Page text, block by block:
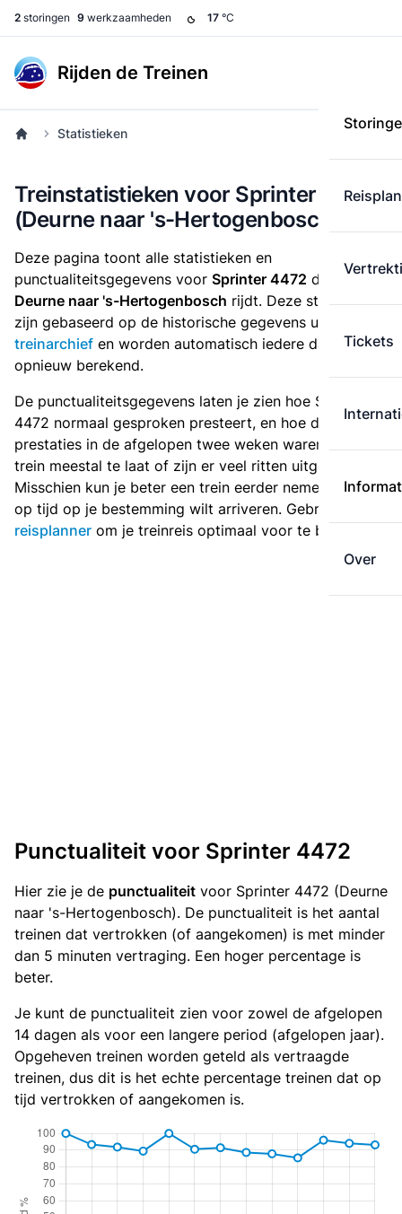
2 storingen 9 werkzaamheden 17 °C
Rijden de Treinen
Tickets
Over
Statistieken
Treinstatistieken voor Sprinter 4472
(Deurne naar 's-Hertogenbosch)
Deze pagina toont alle statistieken en
punctualiteitsgegevens voor Sprinter 4472 die
van
Deurne naar 's-Hertogenbosch rijdt. Deze statistieken
zijn gebaseerd op de historische gegevens uit het
treinarchief en worden automatisch iedere dag
opnieuw berekend.
De punctualiteitsgegevens laten je zien hoe Sprinter
4472 normaal gesproken presteert, en hoe de
prestaties in de afgelopen twee weken waren. Is deze
trein meestal te laat of zijn er veel ritten uitgevallen?
Misschien kun je beter een trein eerder nemen als je
op tijd op je bestemming wilt arriveren. Gebruik de
reisplanner om je treinreis optimaal voor te bereiden.
Punctualiteit voor Sprinter 4472
Hier zie je de punctualiteit voor Sprinter 4472 (Deurne
naar 's-Hertogenbosch). De punctualiteit is het aantal
treinen dat vertrokken (of aangekomen) is met minder
dan 5 minuten vertraging. Een hoger percentage is
beter.
Je kunt de punctualiteit zien voor zowel de afgelopen
14 dagen als voor een langere period (afgelopen jaar).
Opgeheven treinen worden geteld als vertraagde
treinen, dus dit is het echte percentage treinen dat op
tijd vertrokken of aangekomen is.